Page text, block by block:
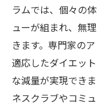
ラムでは、個々の
ューが組まれ、無
きます。専門家の
適応したダイエッ
な減量が実現でき
ネスクラブやコミ